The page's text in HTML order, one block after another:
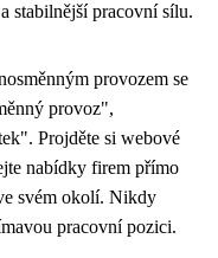
stabilnější pracovní sílu.
provozem se
provoz",
Projděte si webové
nabídky firem přímo
svém okolí. Nikdy
pracovní pozici.